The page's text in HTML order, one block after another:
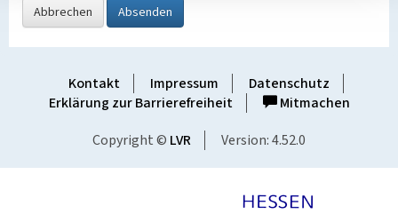
Abbrechen Absenden
Kontakt Impressum
Datenschutz
Erklärung zur Barrierefreiheit
Mitmachen
Copyright © LVR Version: 4.52.0